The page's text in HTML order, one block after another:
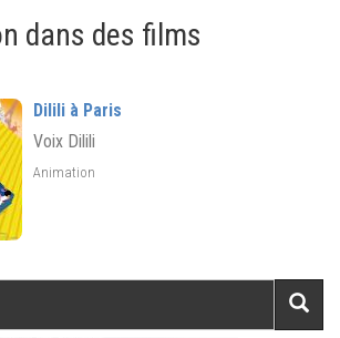
dans des films
Dilili à Paris
Voix Dilili
Animation